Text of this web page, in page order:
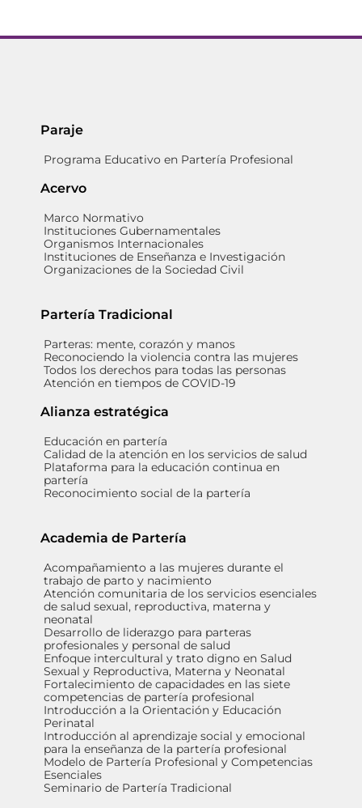
Paraje
Programa Educativo en Partería Profesional
Acervo
Marco Normativo
Instituciones Gubernamentales
Organismos Internacionales
Instituciones de Enseñanza e Investigación
Organizaciones de la Sociedad Civil
Partería Tradicional
Parteras: mente, corazón y manos
Reconociendo la violencia contra las mujeres
Todos los derechos para todas las personas
Atención en tiempos de COVID-19
Alianza estratégica
Educación en partería
Calidad de la atención en los servicios de salud
Plataforma para la educación continua en
partería
Reconocimiento social de la partería
Academia de Partería
Acompañamiento a las mujeres durante el
trabajo de parto y nacimiento
Atención comunitaria de los servicios esenciales
de salud sexual, reproductiva, materna y
neonatal
Desarrollo de liderazgo para parteras
profesionales y personal de salud
Enfoque intercultural y trato digno en Salud
Sexual y Reproductiva, Materna y Neonatal
Fortalecimiento de capacidades en las siete
competencias de partería profesional
Introducción a la Orientación y Educación
Perinatal
Introducción al aprendizaje social y emocional
para la enseñanza de la partería profesional
Modelo de Partería Profesional y Competencias
Esenciales
Seminario de Partería Tradicional